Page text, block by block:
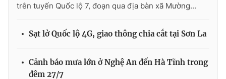
trên tuyến Quốc lộ 7, đoạn qua địa bàn xã Mường...
Sạt lở Quốc lộ 4G, giao thông chia cắt tại Sơn La
Cảnh báo mưa lớn ở Nghệ An đến Hà Tĩnh trong
đêm 27/7